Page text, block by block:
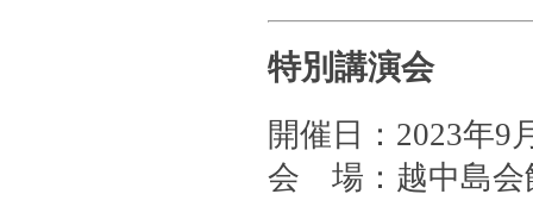
特別講演会
開催日：2023年9
会 場：越中島会